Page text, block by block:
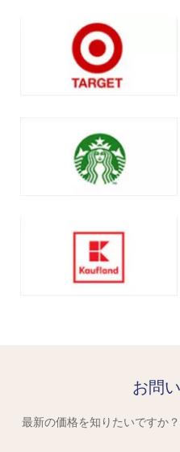
お問
最新の価格を知りたいですか